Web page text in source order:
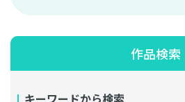
作品検索
キーワードから検索